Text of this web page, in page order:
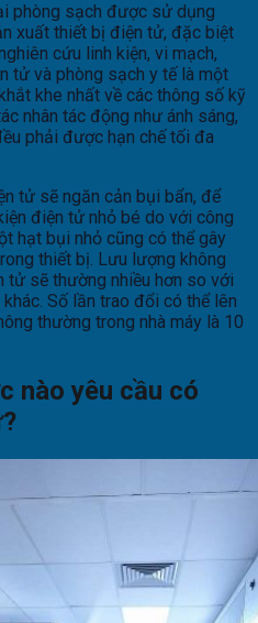
phòng sạch được sử dụng
xuất thiết bị điện tử, đặc biệt
cứu linh kiện, vi mạch,
tử và phòng sạch y tế là một
khe nhất về các thông số kỹ
nhân tác động như ánh sáng,
phải được hạn chế tối đa
tử sẽ ngăn cản bụi bẩn, để
điện tử nhỏ bé do với công
hạt bụi nhỏ cũng có thể gây
thiết bị. Lưu lượng không
tử sẽ thường nhiều hơn so với
Số lần trao đổi có thể lên
thường trong nhà máy là 10
nào yêu cầu có